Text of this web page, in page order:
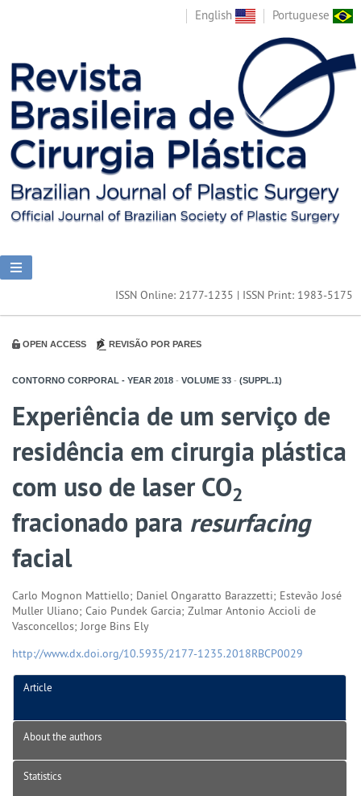
English Portuguese
ISSN Online: 2177-1235 | ISSN Print: 1983-5175
OPEN ACCESS REVISÃO POR PARES
CONTORNO CORPORAL - YEAR 2018 - VOLUME 33 - (SUPPL.1)
Experiência de um serviço de
residência em cirurgia plástica
com uso de laser CO2
fracionado para resurfacing
facial
Carlo Mognon Mattiello; Daniel Ongaratto Barazzetti; Estevão José
Muller Uliano; Caio Pundek Garcia; Zulmar Antonio Accioli de
Vasconcellos; Jorge Bins Ely
http://www.dx.doi.org/10.5935/2177-1235.2018RBCP0029
Article
About the authors
Statistics